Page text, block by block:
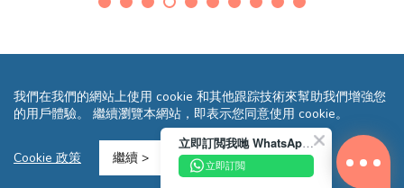
隱私聲明 常見問題 網站地圖
Copyright © 2026 Reliance Motors Ltd. All rights reserved.
我們在我們的網站上使用 cookie 和其他跟踪技術來幫助我們增強您
的用戶體驗。 繼續瀏覽本網站，即表示您同意使用 cookie。
Cookie 政策 繼續 >
立即訂閲我哋 WhatsApp 即送您 HK$10 迎新優惠券!
立即訂閲